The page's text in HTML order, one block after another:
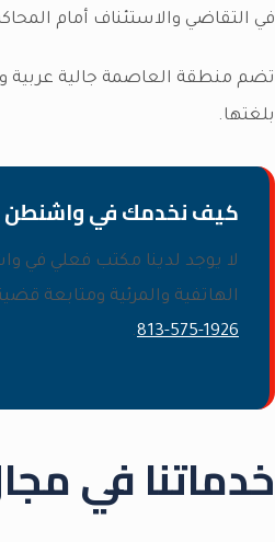
في التقاضي والاستئناف أمام
تضم منطقة العاصمة جالية عربية
بلغتها.
كيف نخدمك فيواشنطن
لا يوجد لدينا مكتب فعلي في
الهاتفية والمرئية ومتابعة
813-575-1926
.
خدماتنا في